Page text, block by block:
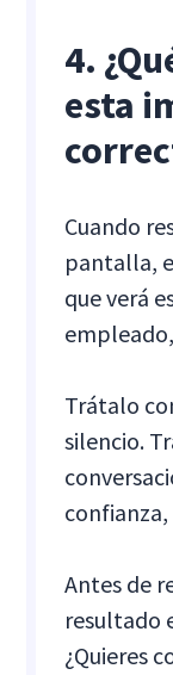
4.
esta
Cuando
pantalla,
que verá
Trátalo
silencio.
Antes de
resultado
¿Quieres